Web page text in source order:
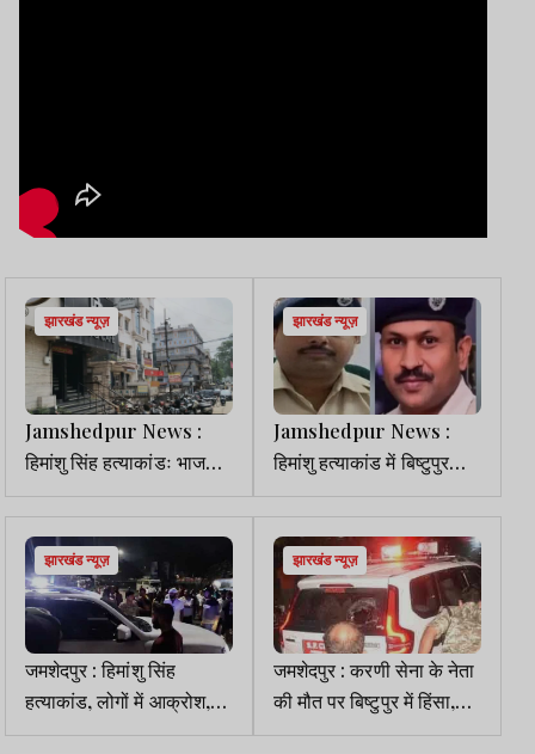
झारखंड न्यूज़
Jamshedpur News :
हिमांशु सिंह हत्याकांडः भाजपा
नेता नीरज सिंह का डीडी बार
सील, डीसी ने दिए जांच के
आदेश
झारखंड न्यूज़
Jamshedpur News :
हिमांशु हत्याकांड में बिष्टुपुर
थाना प्रभारी निलंबित, निरंजन
कुमार बने नए थानेदार
झारखंड न्यूज़
जमशेदपुर : हिमांशु सिंह
हत्याकांड, लोगों में आक्रोश,
बिष्टुपुर गश्ती दल के तीन
झारखंड न्यूज़
जमशेदपुर : करणी सेना के नेता
की मौत पर बिष्टुपुर में हिंसा,
सिटी एसपी की कार का शीशा